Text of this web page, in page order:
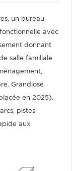
un bureau
avec
donnant
salle familiale
Grandiose
en 2025).
pistes
aux